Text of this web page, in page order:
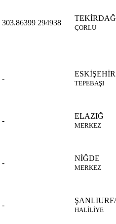
303.86399 294938
TEKİRDAĞ
ÇORLU
-
ESKİŞEHİR
TEPEBAŞI
-
ELAZIĞ
MERKEZ
-
NİĞDE
MERKEZ
-
HALİLİYE